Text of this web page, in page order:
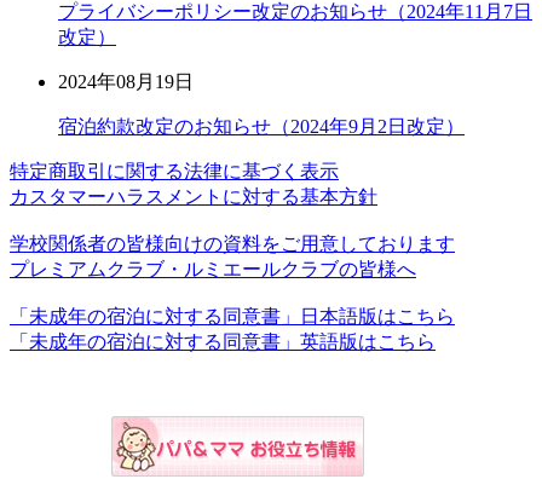
プライバシーポリシー改定のお知らせ（2024年11月7日
改定）
2024年08月19日
宿泊約款改定のお知らせ（2024年9月2日改定）
特定商取引に関する法律に基づく表示
カスタマーハラスメントに対する基本方針
学校関係者の皆様向けの資料をご用意しております
プレミアムクラブ・ルミエールクラブの皆様へ
「未成年の宿泊に対する同意書」日本語版はこちら
「未成年の宿泊に対する同意書」英語版はこちら